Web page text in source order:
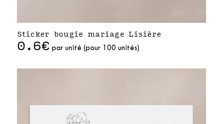
Sticker bougie mariage Lisière
0.6€ par unité (pour 100 unités)